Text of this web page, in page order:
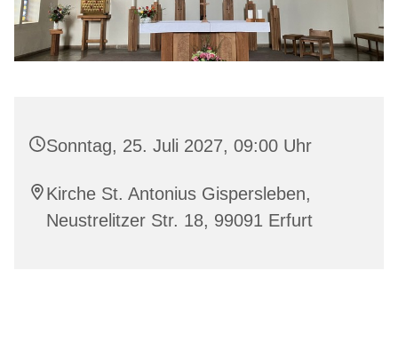
Sonntag, 25. Juli 2027, 09:00 Uhr
Kirche St. Antonius Gispersleben,
Neustrelitzer Str. 18, 99091 Erfurt